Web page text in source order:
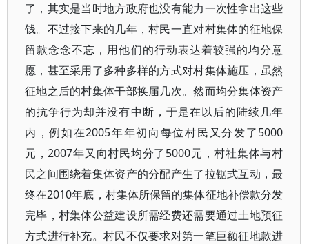
了，其实是当时地方政府也没有能力一次性拿出这些
钱。不过接下来的几年，村民一直对村集体的征地保
留款念念不忘，用他们的行动表达着较强的均分意
愿，甚至采用了多种多样的方式对村集体施压，虽然
征地之后的村集体干部换届几次。然而均分集体资产
的抗争行为却并没有中断，于是在以后的陆续几年
内，例如在2005年年初向每位村民又分发了5000
元，2007年又向村民均分了5000元，村社集体与村
民之间围绕着集体资产的分配产生了拉锯式互动，最
终在2010年底，村集体所保留的集体征地补偿款分发
完毕，村集体公益建设所需经费还需要通过土地预征
方式进行补充。村民不仅要求对第一笔巨额征地款进